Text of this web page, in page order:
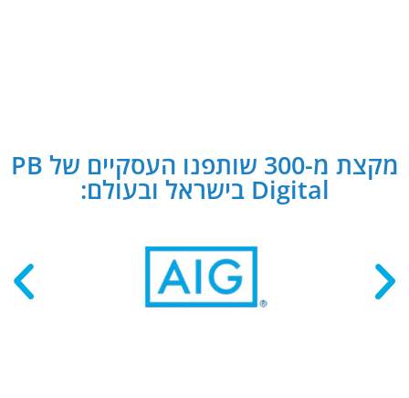
מקצת מ-300 שותפנו העסקיים של PB
Digital בישראל ובעולם: